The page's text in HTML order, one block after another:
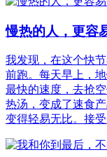
慢热的人，更容
我发现，在这个快
前跑。每天早上，
最快的速度，去抢
热汤，变成了速食
变得轻易无比。接